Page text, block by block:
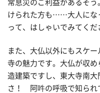
常息災のご利益があるそ
けられた方も……大人にな
って、はしゃいでみてくだ
また、大仏以外にもスケ
寺の魅力です。大仏が収
造建築ですし、東大寺南
さ！ 阿吽の呼吸で知られ